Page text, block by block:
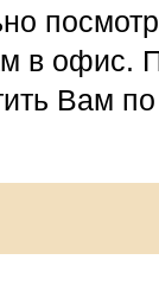
в офис.
Вам